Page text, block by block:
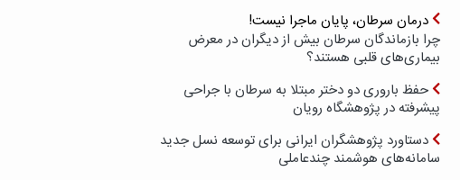
درمان سرطان، پایان ماجرا نیست!
چرا بازماندگان سرطان بیش از دیگران در معرض
بیماری‌های قلبی هستند؟
حفظ باروری دو دختر مبتلا به سرطان با جراحی
پیشرفته در پژوهشگاه رویان
دستاورد پژوهشگران ایرانی برای توسعه نسل جدید
سامانه‌های هوشمند چندعاملی